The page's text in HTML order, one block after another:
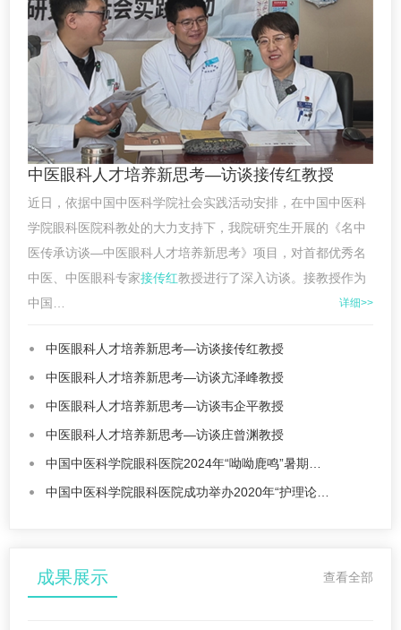
中医眼科人才培养新思考—访谈接传红教授
近日，依据中国中医科学院社会实践活动安排，在中国中医科
学院眼科医院科教处的大力支持下，我院研究生开展的《名中
医传承访谈—中医眼科人才培养新思考》项目，对首都优秀名
中医、中医眼科专家接传红教授进行了深入访谈。接教授作为
中国…
详细>>
中医眼科人才培养新思考—访谈接传红教授
中医眼科人才培养新思考—访谈亢泽峰教授
中医眼科人才培养新思考—访谈韦企平教授
中医眼科人才培养新思考—访谈庄曾渊教授
中国中医科学院眼科医院2024年“呦呦鹿鸣”暑期…
中国中医科学院眼科医院成功举办2020年“护理论…
查看全部
成果展示